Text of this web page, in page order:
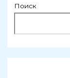
Поиск